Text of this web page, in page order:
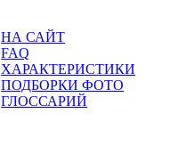
НА САЙТ
FAQ
ХАРАКТЕРИСТИКИ
ПОДБОРКИ ФОТО
ГЛОССАРИЙ